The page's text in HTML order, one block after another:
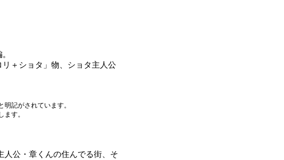
＋ショタ」物、ショタ主人公
記がされています。
す。
人公・章くんの住んでる街、そ